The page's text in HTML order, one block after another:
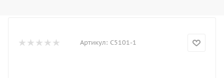
Артикул: C5101-1